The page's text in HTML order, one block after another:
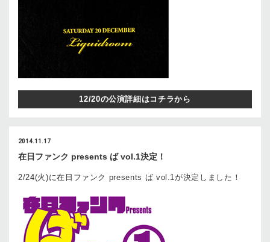
12/20の公演詳細はコチラから
2014.11.17
在日ファンク presents ば vol.1決定！
2/24(火)に在日ファンク presents ば vol.1が決定しました！